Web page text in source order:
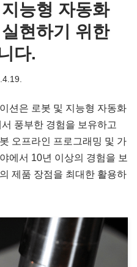
능형 자동화
현하기 위한
다.
션은 로봇 및 지능형 자동화
풍부한 경험을 보유하고
오프라인 프로그래밍 및 가
에서 10년 이상의 경험을 보
제품 장점을 최대한 활용하